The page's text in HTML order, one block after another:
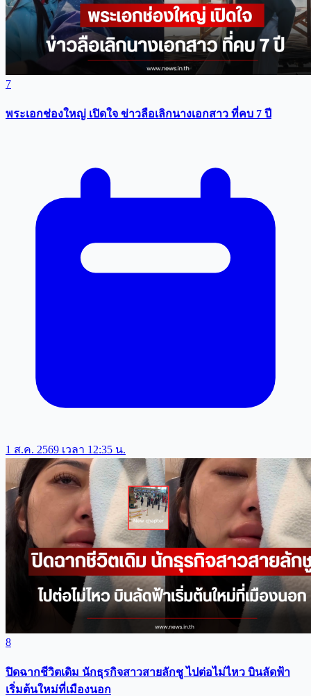
7
พระเอกช่องใหญ่ เปิดใจ ข่าวลือเลิกนางเอกสาว ที่คบ 7 ปี
1 ส.ค. 2569 เวลา 12:35 น.
8
ปิดฉากชีวิตเดิม นักธุรกิจสาวสายลักชู ไปต่อไม่ไหว บินลัดฟ้า
เริ่มต้นใหม่ที่เมืองนอก